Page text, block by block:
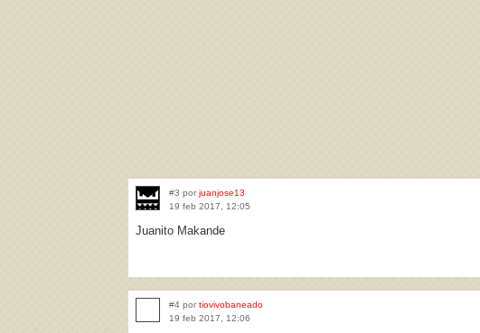
#3 por juanjose13
19 feb 2017, 12:05
Juanito Makande
#4 por tiovivobaneado
19 feb 2017, 12:06